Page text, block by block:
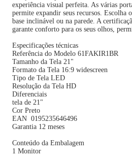
experiência visual perfeita. As várias
permite expandir seus recursos. Escolha
base inclinável ou na parede. A
garante conforto para os seus olhos,
Especificações técnicas
Referência do Modelo 61FAKIR1BR
Tamanho da Tela 21"
Formato da Tela 16:9 widescreen
Tipo de Tela LED
Resolução da Tela HD
Diferenciais
tela de 21"
Cor Preto
EAN 0195235646496
Garantia 12 meses
Conteúdo da Embalagem
1 Monitor